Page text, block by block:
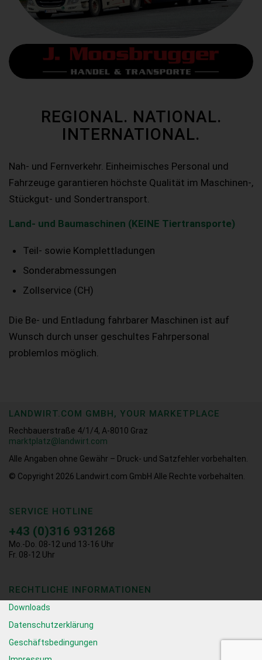
REGIONAL. NATIONAL.
INTERNATIONAL.
Nah- und Fernverkehr. Einheimisches Personal und
Fahrzeuge garantieren höchste Qualität im Maschinen-,
Stückgut- und Sondertransport.
Land- und Baumaschinen (KEINE Tiertransporte)
Teil- sowie Komplettladungen
Sonderabmessungen
Zollservice (CH)
Die Be- und Entladung fahrbarer Maschinen ist auf
Wunsch durch unser geschultes Fahrpersonal
problemlos möglich.
LANDWIRT.COM GMBH, YOUR MARKETPLACE
Rechbauerstraße 4/1/4, A-8010 Graz
marktplatz@landwirt.com
Alle Angaben ohne Gewähr – Druck- und Satzfehler vorbehalten.
© Copyright 2026
Landwirt.com GmbH Alle Rechte vorbehalten.
SERVICE HOTLINE
+43 (0)316 931268
Mo.-Do. 08-12 und 13-16 Uhr
Fr. 08-12 Uhr
RECHTLICHE INFORMATIONEN
Downloads
Datenschutzerklärung
Geschäftsbedingungen